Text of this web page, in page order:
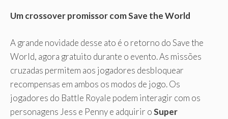
Um crossover promissor com Save the World
A grande novidade desse ato é o retorno do Save the
World, agora gratuito durante o evento. As missões
cruzadas permitem aos jogadores desbloquear
recompensas em ambos os modos de jogo. Os
jogadores do Battle Royale podem interagir com os
personagens Jess e Penny e adquirir oSuper